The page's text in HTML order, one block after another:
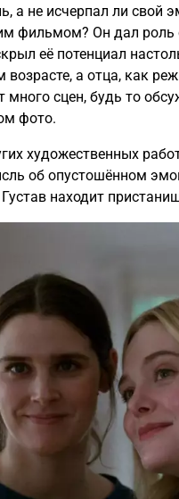
а не исчерпал ли свой
фильмом? Он дал роль
её потенциал
а отца, как
много сцен, будь то
фото.
художественных
об опустошённом
находит